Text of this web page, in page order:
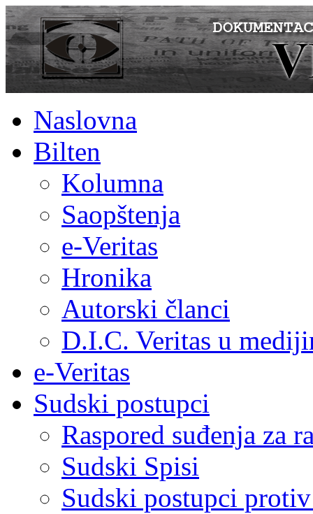
Naslovna
Bilten
Kolumna
Saopštenja
e-Veritas
Hronika
Autorski članci
D.I.C. Veritas u
e-Veritas
Sudski postupci
Raspored suđenja za
Sudski Spisi
Sudski postupci